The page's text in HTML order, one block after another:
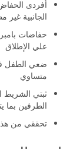
أفردى
الجانبية غير
حفاضات
علي الإطلاق
ضعي الطفل
متساوي
ثبتي
الطرفين بما
تحققي من